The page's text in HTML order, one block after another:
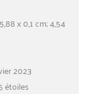
x 0,1 cm; 4,54
2023
étoiles